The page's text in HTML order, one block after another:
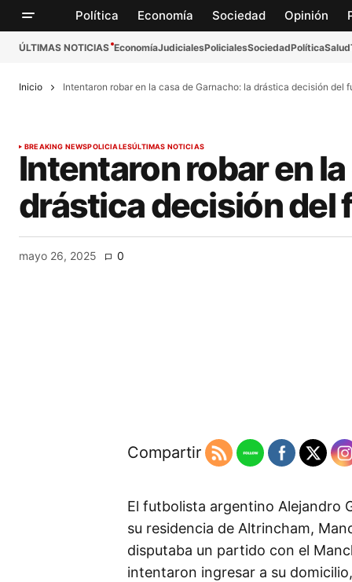
Política Economía Sociedad Opinión
ÚLTIMAS NOTICIAS EconomíaJudicialesPolicialesSociedadPolíticaSalud
Inicio Intentaron robar en la casa de Garnacho: la drástica decisión del
BREAKING NEWSPOLICIALESÚLTIMAS NOTICIAS
Intentaron robar en
drástica decisión del
mayo 26, 2025 0
Compartir
El futbolista argentino Alejandro
su residencia de Altrincham,
disputaba un partido con el
intentaron ingresar a su